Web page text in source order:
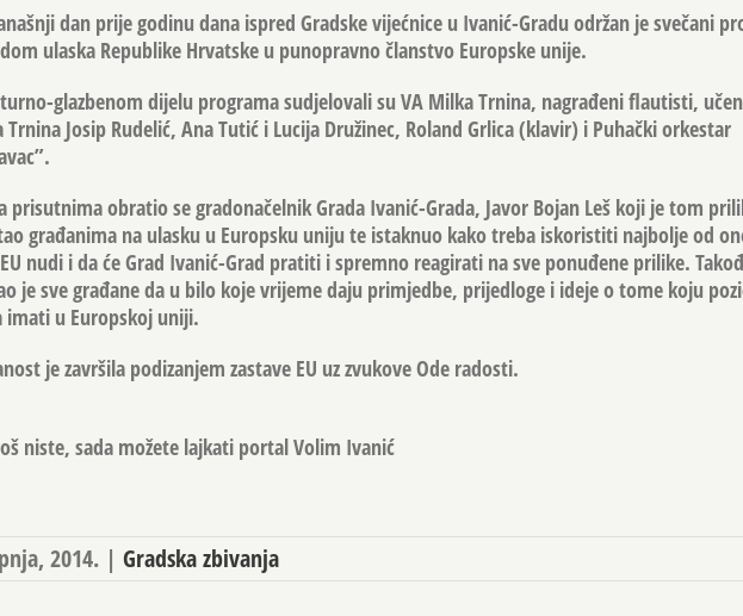
dan prije godinu dana ispred Gradske vijećnice u Ivanić-Gradu održan je svečani
ulaska Republike Hrvatske u punopravno članstvo Europske unije.
glazbenom dijelu programa sudjelovali su VA Milka Trnina, nagrađeni flautisti,
Trnina Josip Rudelić, Ana Tutić i Lucija Družinec, Roland Grlica (klavir) i Puhački orkestar
prisutnima obratio se gradonačelnik Grada Ivanić-Grada, Javor Bojan Leš koji je tom
građanima na ulasku u Europsku uniju te istaknuo kako treba iskoristiti najbolje od
nudi i da će Grad Ivanić-Grad pratiti i spremno reagirati na sve ponuđene prilike.
je sve građane da u bilo koje vrijeme daju primjedbe, prijedloge i ideje o tome koju
imati u Europskoj uniji.
je završila podizanjem zastave EU uz zvukove Ode radosti.
niste, sada možete lajkati portal Volim Ivanić
2014. | Gradska zbivanja